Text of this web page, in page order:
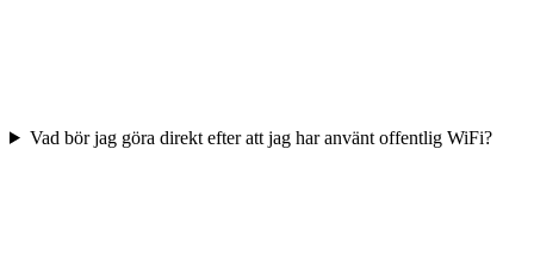
Vad bör jag göra direkt efter att jag har använt offentlig WiFi?